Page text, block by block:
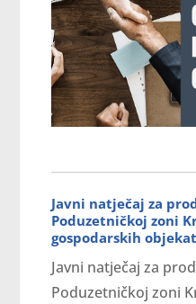
Javni natječaj za
Poduzetničkoj zoni
gospodarskih
Javni natječaj za
Poduzetničkoj zoni